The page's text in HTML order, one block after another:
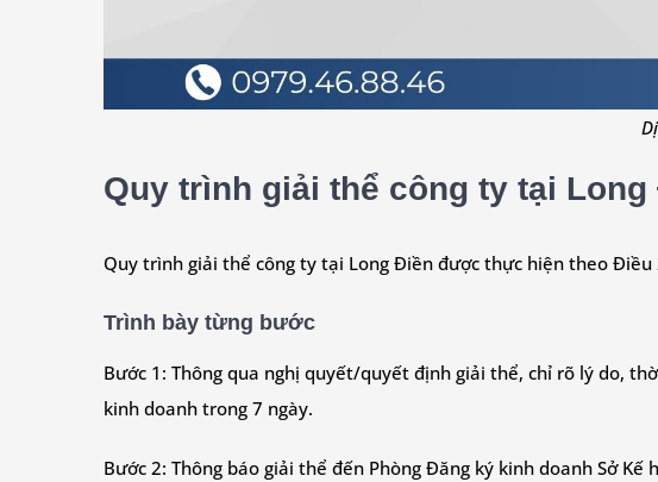
Quy trình giải thể công ty tại
Quy trình giải thể công ty tại Long Điền được thực hiện theo
Trình bày từng bước
Bước 1: Thông qua nghị quyết/quyết định giải thể, chỉ rõ lý do,
kinh doanh trong 7 ngày.
Bước 2: Thông báo giải thể đến Phòng Đăng ký kinh doanh Sở